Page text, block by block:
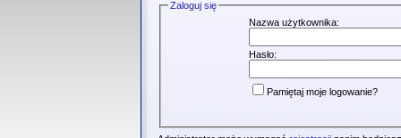
Zaloguj się
Nazwa użytkownika:
Hasło:
Pamiętaj moje logowanie?